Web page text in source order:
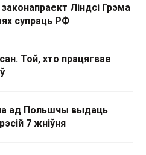
Ліндсі Грэма
супраць РФ
Той, хто працягвае
ад Польшчы выдаць
7 жніўня